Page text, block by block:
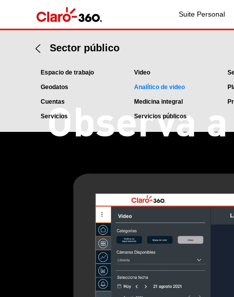
Suite Personal
Sector público
Espacio de trabajo
Geodatos
Cuentas
Servicios
Video
Analítico de video
Medicina integral
Servicios públicos
Observa